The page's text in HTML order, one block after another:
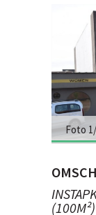
Foto
(100M²)